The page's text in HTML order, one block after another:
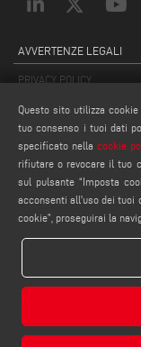
AVVERTENZE LEGALI
PRIVACY POLICY
COMPLIANCE
NOTE LEGALI
COOKIE POLICY
Emmegisoft S.r.l. - Via
Questo sito utilizza
tuo consenso i tuoi dati
specificato nella cookie
rifiutare o revocare il tuo
sul pulsante “Imposta
acconsenti all'uso dei tuoi
cookie”, proseguirai la